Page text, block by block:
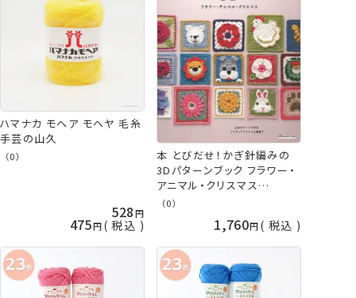
ハマナカ モヘア モヘヤ 毛糸
手芸の山久
（0）
528
475 税込
本 とびだせ！かぎ針編みの
3Dパターンブック フラワー・
アニマル・クリスマス
NV72031 ネコポス可 日本ヴ
（0）
1,760 税込